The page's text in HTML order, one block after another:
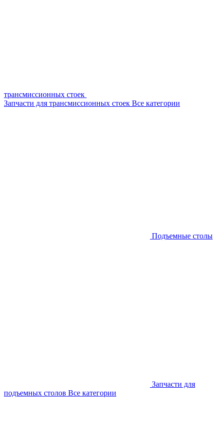
трансмиссионных стоек
Запчасти для трансмиссионных стоек Все категории
Подъемные столы
Запчасти для
подъемных столов Все категории